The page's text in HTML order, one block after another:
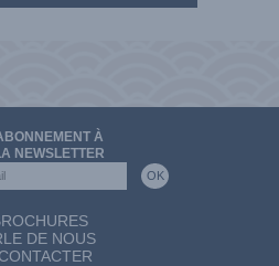
À
NEWSLETTER
DE NOUS